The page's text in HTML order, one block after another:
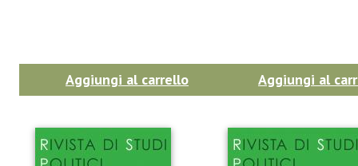
Aggiungi al carrello Aggiungi al